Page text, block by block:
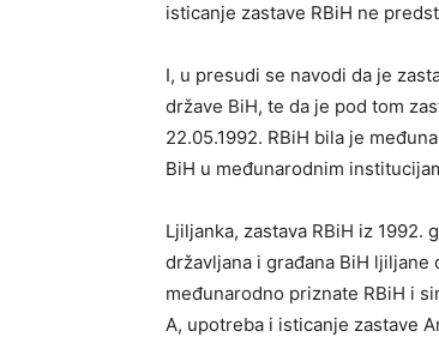
isticanje zastave RBiH ne
I, u presudi se navodi da je
države BiH, te da je pod tom
22.05.1992. RBiH bila je
BiH u međunarodnim
Ljiljanka, zastava RBiH iz
državljana i građana BiH
međunarodno priznate RBiH i
A, upotreba i isticanje zastave